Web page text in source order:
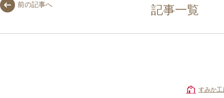
前の記事へ 記事一覧
すみか工